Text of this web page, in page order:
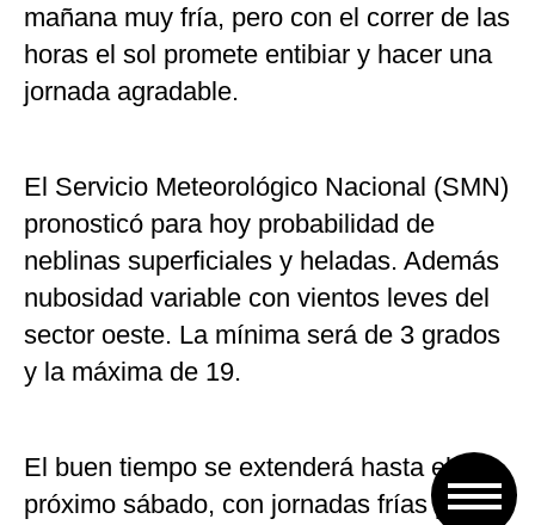
mañana muy fría, pero con el correr de las
horas el sol promete entibiar y hacer una
jornada agradable.
El Servicio Meteorológico Nacional (SMN)
pronosticó para hoy probabilidad de
neblinas superficiales y heladas. Además
nubosidad variable con vientos leves del
sector oeste. La mínima será de 3 grados
y la máxima de 19.
El buen tiempo se extenderá hasta el
próximo sábado, con jornadas frías pero